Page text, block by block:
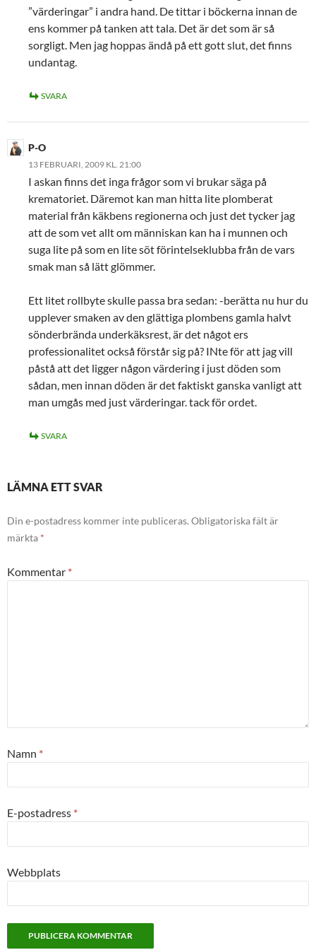
”värderingar” i andra hand. De tittar i böckerna innan de
ens kommer på tanken att tala. Det är det som är så
sorgligt. Men jag hoppas ändå på ett gott slut, det finns
undantag.
SVARA
P-O
13 FEBRUARI, 2009 KL. 21:00
I askan finns det inga frågor som vi brukar säga på
krematoriet. Däremot kan man hitta lite plomberat
material från käkbens regionerna och just det tycker jag
att de som vet allt om människan kan ha i munnen och
suga lite på som en lite söt förintelseklubba från de vars
smak man så lätt glömmer.
Ett litet rollbyte skulle passa bra sedan: -berätta nu hur du
upplever smaken av den glättiga plombens gamla halvt
sönderbrända underkäksrest, är det något ers
professionalitet också förstår sig på? INte för att jag vill
påstå att det ligger någon värdering i just döden som
sådan, men innan döden är det faktiskt ganska vanligt att
man umgås med just värderingar. tack för ordet.
SVARA
LÄMNA ETT SVAR
Din e-postadress kommer inte publiceras. Obligatoriska fält är
märkta *
Kommentar *
Namn *
E-postadress *
Webbplats